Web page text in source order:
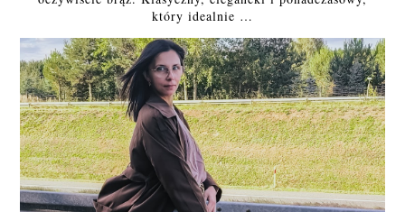
który idealnie …